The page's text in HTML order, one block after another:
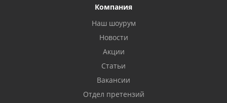
Компания
Наш шоурум
Новости
Акции
Статьи
Вакансии
Отдел претензий